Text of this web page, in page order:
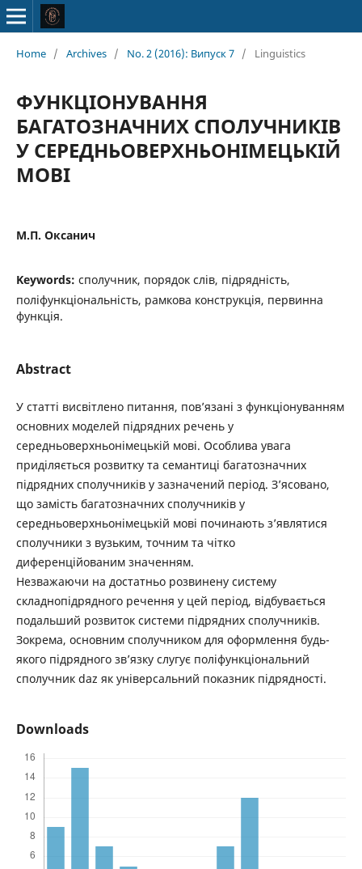
Home / Archives / No. 2 (2016): Випуск 7 / Linguistics
ФУНКЦІОНУВАННЯ
БАГАТОЗНАЧНИХ СПОЛУЧНИКІВ
У СЕРЕДНЬОВЕРХНЬОНІМЕЦЬКІЙ
МОВІ
М.П. Оксанич
Keywords: сполучник, порядок слів, підрядність,
поліфункціональність, рамкова конструкція, первинна
функція.
Abstract
У статті висвітлено питання, пов’язані з функціонуванням
основних моделей підрядних речень у
середньоверхньонімецькій мові. Особлива увага
приділяється розвитку та семантиці багатозначних
підрядних сполучників у зазначений період. З’ясовано,
що замість багатозначних сполучників у
середньоверхньонімецькій мові починають з’являтися
сполучники з вузьким, точним та чітко
диференційованим значенням.
Незважаючи на достатньо розвинену систему
складнопідрядного речення у цей період, відбувається
подальший розвиток системи підрядних сполучників.
Зокрема, основним сполучником для оформлення будь-
якого підрядного зв’язку слугує поліфункціональний
сполучник daz як універсальний показник підрядності.
Downloads